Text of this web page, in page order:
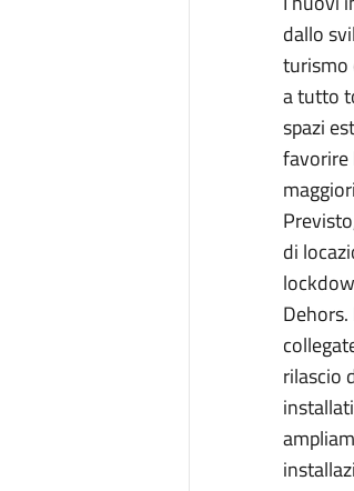
dallo
turismo
a tutto
spazi
favorire
di
rilascio